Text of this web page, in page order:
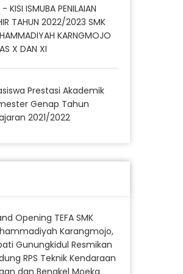
- KISI ISMUBA PENILAIAN
TAHUN 2022/2023 SMK
KARNGMOJO
X DAN XI
Prestasi Akademik
Genap Tahun
2021/2022
Opening TEFA SMK
Karangmojo,
Gunungkidul Resmikan
RPS Teknik Kendaraan
dan Bengkel Moeka